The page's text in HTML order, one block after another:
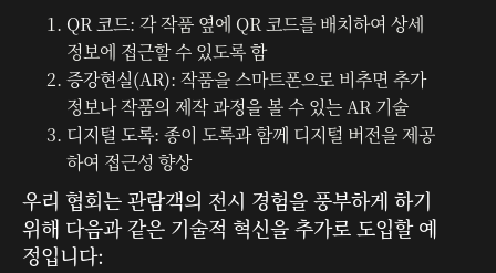
QR 코드: 각 작품 옆에 QR 코드를 배치하여 상세
정보에 접근할 수 있도록 함
증강현실(AR): 작품을 스마트폰으로 비추면 추가
정보나 작품의 제작 과정을 볼 수 있는 AR 기술
디지털 도록: 종이 도록과 함께 디지털 버전을 제공
하여 접근성 향상
우리 협회는 관람객의 전시 경험을 풍부하게 하기
위해 다음과 같은 기술적 혁신을 추가로 도입할 예
정입니다: